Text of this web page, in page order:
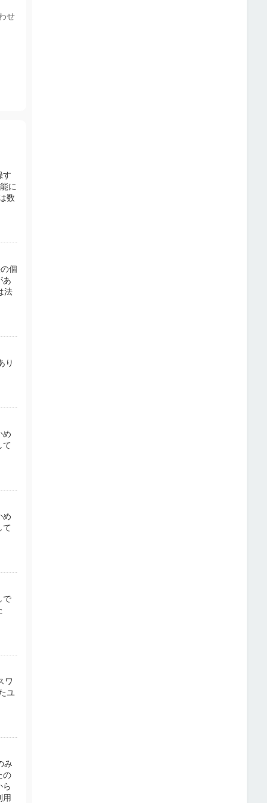
せ
す
に
数
個
あ
法
り
め
て
め
て
で
ワ
ユ
み
の
ら
用